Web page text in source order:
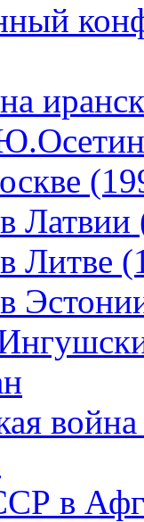
Латвии
Литве
в